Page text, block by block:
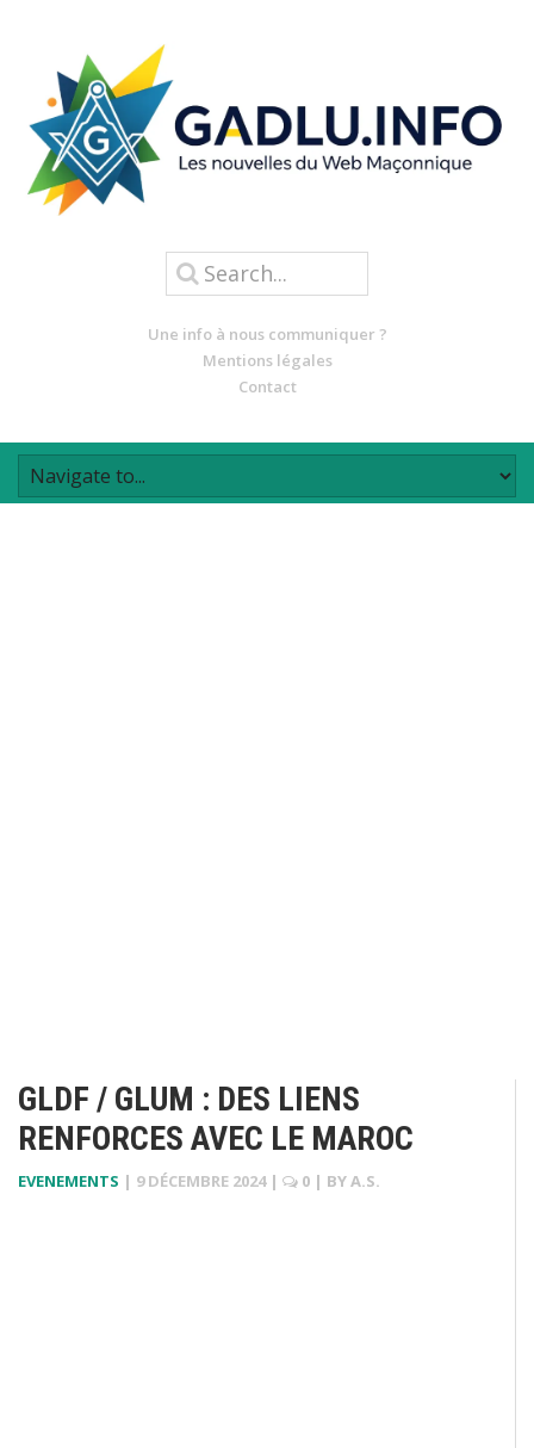
Une info à nous communiquer ?
Mentions légales
Contact
GLDF / GLUM : DES LIENS
RENFORCES AVEC LE MAROC
EVENEMENTS | 9 DÉCEMBRE 2024 | 0 | BYA.S.